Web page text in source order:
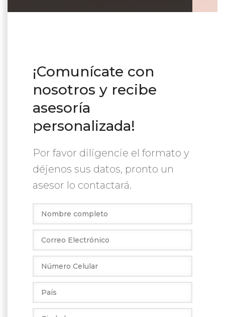
¡Comunícate con
nosotros y recibe
asesoría
personalizada!
Por favor diligencie el formato y
déjenos sus datos, pronto un
asesor lo contactará.